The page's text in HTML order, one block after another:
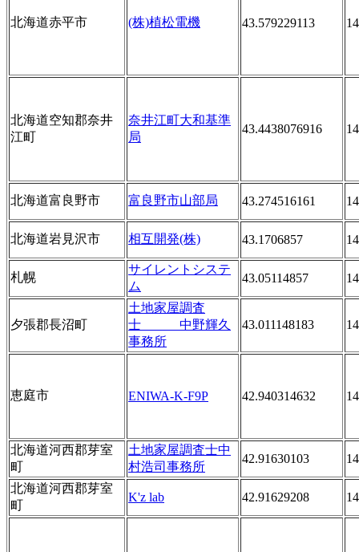
北海道赤平市 (株)植松電機 43.579229113
北海道空知郡奈井
江町
奈井江町大和基準
局
43.4438076916
北海道富良野市 富良野市山部局 43.274516161
北海道岩見沢市 相互開発(株) 43.1706857
札幌
サイレントシステ
ム
43.05114857
夕張郡長沼町
土地家屋調査
士 中野輝久
事務所
43.011148183
恵庭市 ENIWA-K-F9P 42.940314632
北海道河西郡芽室
町
土地家屋調査士中
村浩司事務所
42.91630103
北海道河西郡芽室
町
K'z lab 42.91629208